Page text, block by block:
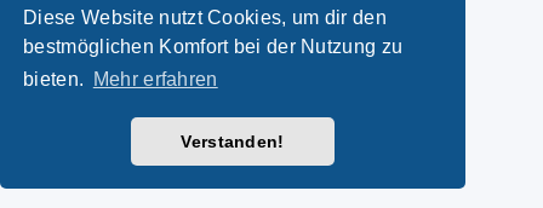
Diese Website nutzt Cookies, um dir den
bestmöglichen Komfort bei der Nutzung zu
bieten.
Mehr erfahren
Verstanden!